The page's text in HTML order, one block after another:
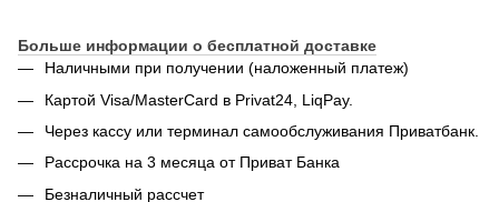
Больше информации о бесплатной доставке
Наличными при получении (наложенный платеж)
Картой Visa/MasterCard в Privat24, LiqPay.
Через кассу или терминал самообслуживания Приватбанк.
Рассрочка на 3 месяца от Приват Банка
Безналичный рассчет